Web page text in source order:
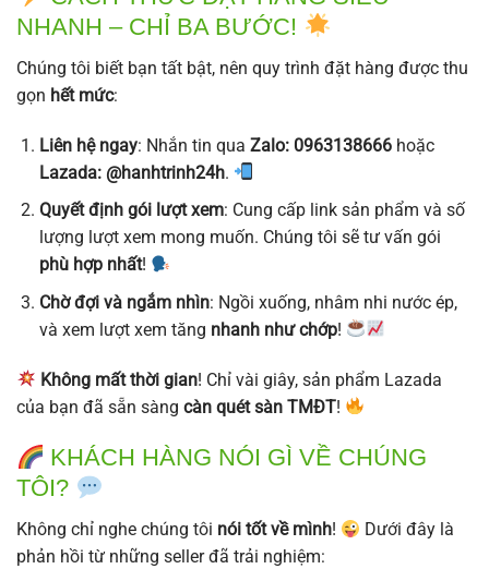
NHANH – CHỈ BA BƯỚC!
Chúng tôi biết bạn tất bật, nên quy trình đặt hàng được thu
gọn hết mức:
Liên hệ ngay: Nhắn tin qua Zalo: 0963138666hoặc
Lazada: @hanhtrinh24h.
Quyết định gói lượt xem: Cung cấp link sản phẩm và số
lượng lượt xem mong muốn. Chúng tôi sẽ tư vấn gói
phù hợp nhất!
Chờ đợi và ngắm nhìn: Ngồi xuống, nhâm nhi nước ép,
và xem lượt xem tăng nhanh như chớp!
Không mất thời gian! Chỉ vài giây, sản phẩm Lazada
của bạn đã sẵn sàng càn quét sàn TMĐT!
KHÁCH HÀNG NÓI GÌ VỀ CHÚNG
TÔI?
Không chỉ nghe chúng tôi nói tốt về mình!
Dưới đây là
phản hồi từ những seller đã trải nghiệm: